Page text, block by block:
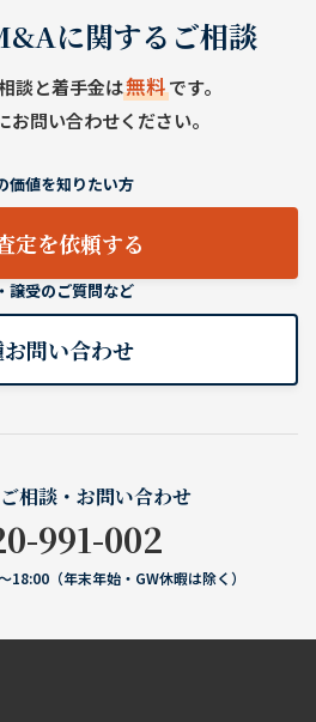
に関するご相談
談と着手金は無料です。
お問い合わせください。
価値を知りたい方
定を依頼する
譲受のご質問など
問い合わせ
相談・お問い合わせ
991-002
18:00（年末年始・GW休暇は除く）